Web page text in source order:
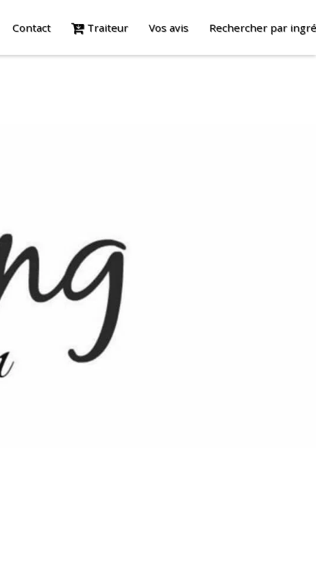
Contact Traiteur Vos avis Rechercher par